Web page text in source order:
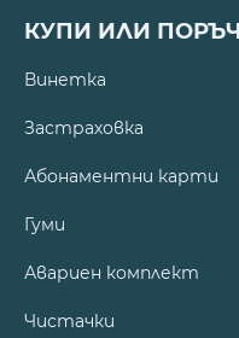
КУПИ ИЛИ
Винетка
Застраховка
Абонаментни карти
Гуми
Авариен комплект
Чистачки